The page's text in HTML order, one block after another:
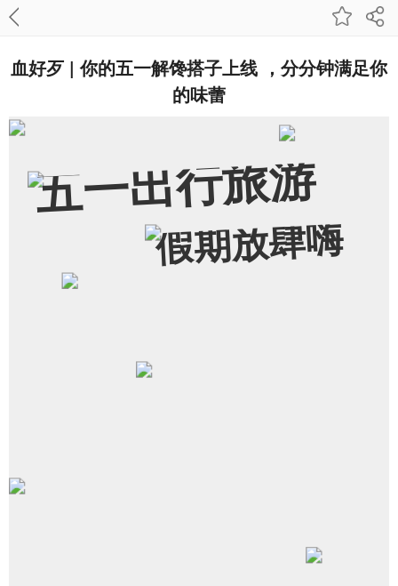
血好歹 | 你的五一解馋搭子上线 ，分分钟满足你
的味蕾
五一出行旅游
假期放肆嗨